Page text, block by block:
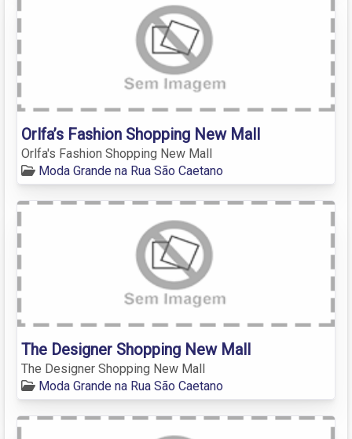
Orlfa’s Fashion Shopping New Mall
Orlfa's Fashion Shopping New Mall
Moda Grande na Rua São Caetano
The Designer Shopping New Mall
The Designer Shopping New Mall
Moda Grande na Rua São Caetano